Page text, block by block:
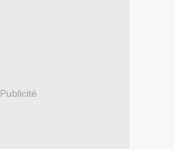
Publicité